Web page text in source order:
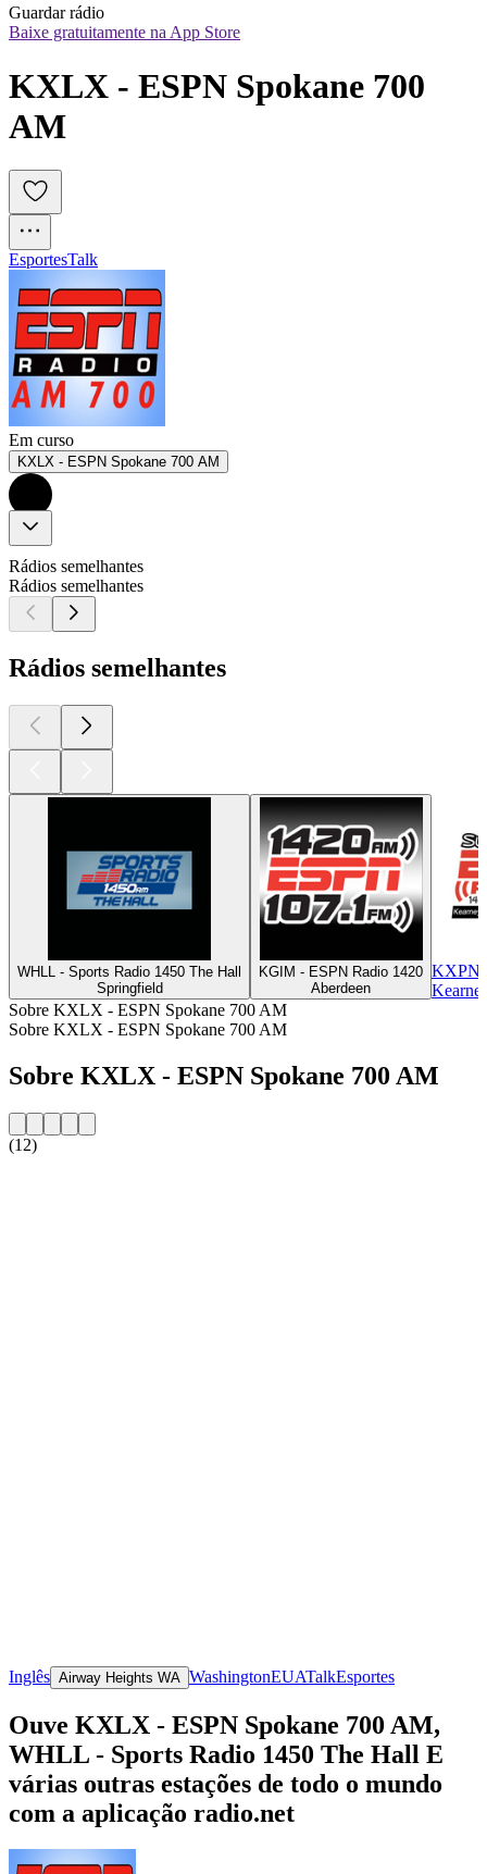
Guardar rádio
Baixe gratuitamente na App Store
KXLX - ESPN Spokane 700
AM
EsportesTalk
Em curso
KXLX - ESPN Spokane 700 AM
Rádios semelhantes
Rádios semelhantes
Rádios semelhantes
WHLL - Sports Radio 1450 The Hall
Springfield
KGIM - ESPN Radio 1420
Aberdeen
KXPN
Sobre KXLX - ESPN Spokane 700 AM
Sobre KXLX - ESPN Spokane 700 AM
Sobre KXLX - ESPN Spokane 700 AM
(12)
Inglês Airway Heights WA WashingtonEUATalkEsportes
Ouve KXLX - ESPN Spokane 700 AM,
WHLL - Sports Radio 1450 The Hall E
várias outras estações de todo o mundo
com a aplicação radio.net